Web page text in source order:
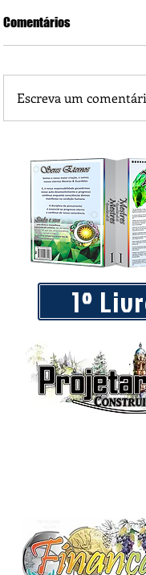
Após ação do MPE,
Justiça
Comentários
Escreva um
1º